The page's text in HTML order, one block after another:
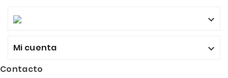

Mi cuenta 
Contacto